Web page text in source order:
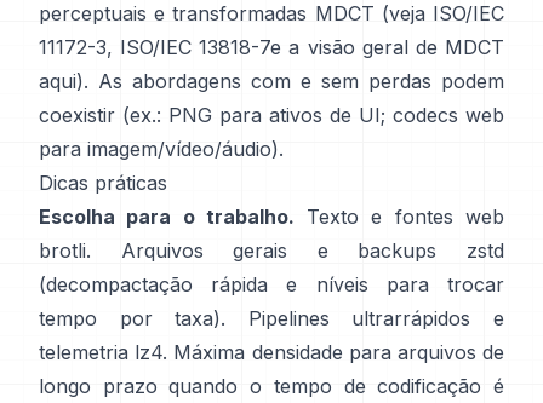
perceptuais e transformadas MDCT (veja ISO/IEC
11172-3, ISO/IEC 13818-7e a visão geral de MDCT
aqui). As abordagens com e sem perdas podem
coexistir (ex.: PNG para ativos de UI; codecs web
para imagem/vídeo/áudio).
Dicas práticas
Escolha para o trabalho. Texto e fontes web
brotli. Arquivos gerais e backups
zstd
(decompactação rápida e níveis para trocar
tempo por taxa). Pipelines ultrarrápidos e
telemetria lz4. Máxima densidade para arquivos de
longo prazo quando o tempo de codificação é